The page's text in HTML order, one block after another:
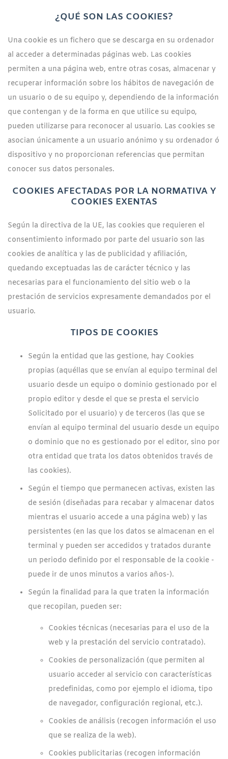
¿QUÉ SON LAS COOKIES?
Una cookie es un fichero que se descarga en su ordenador
al acceder a determinadas páginas web. Las cookies
permiten a una página web, entre otras cosas, almacenar y
recuperar información sobre los hábitos de navegación de
un usuario o de su equipo y, dependiendo de la información
que contengan y de la forma en que utilice su equipo,
pueden utilizarse para reconocer al usuario. Las cookies se
asocian únicamente a un usuario anónimo y su ordenador ó
dispositivo y no proporcionan referencias que permitan
conocer sus datos personales.
COOKIES AFECTADAS POR LA NORMATIVA Y
COOKIES EXENTAS
Según la directiva de la UE, las cookies que requieren el
consentimiento informado por parte del usuario son las
cookies de analítica y las de publicidad y afiliación,
quedando exceptuadas las de carácter técnico y las
necesarias para el funcionamiento del sitio web o la
prestación de servicios expresamente demandados por el
usuario.
TIPOS DE COOKIES
Según la entidad que las gestione, hay Cookies
propias (aquéllas que se envían al equipo terminal del
usuario desde un equipo o dominio gestionado por el
propio editor y desde el que se presta el servicio
Solicitado por el usuario) y de terceros (las que se
envían al equipo terminal del usuario desde un equipo
o dominio que no es gestionado por el editor, sino por
otra entidad que trata los datos obtenidos través de
las cookies).
Según el tiempo que permanecen activas, existen las
de sesión (diseñadas para recabar y almacenar datos
mientras el usuario accede a una página web) y las
persistentes (en las que los datos se almacenan en el
terminal y pueden ser accedidos y tratados durante
un periodo definido por el responsable de la cookie -
puede ir de unos minutos a varios años-).
Según la finalidad para la que traten la información
que recopilan, pueden ser:
Cookies técnicas (necesarias para el uso de la
web y la prestación del servicio contratado).
Cookies de personalización (que permiten al
usuario acceder al servicio con características
predefinidas, como por ejemplo el idioma, tipo
de navegador, configuración regional, etc.).
Cookies de análisis (recogen información el uso
que se realiza de la web).
Cookies publicitarias (recogen información